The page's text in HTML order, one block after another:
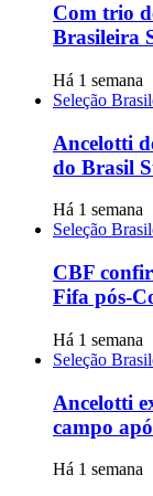
Com trio
Brasileira
Há 1 semana
Seleção
Ancelotti
do Brasil
Há 1 semana
Seleção
CBF
Fifa pós-
Há 1 semana
Seleção
Ancelotti
campo
Há 1 semana